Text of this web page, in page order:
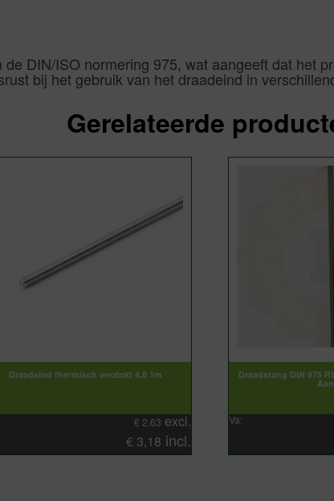
DIN/ISO normering 975, wat aangeeft dat het
bij het gebruik van het draadeind in
Gerelateerde
Draadeind thermisch verzinkt 4.8 1m
€ 2,63 excl.
€ 3,18 incl.
Draadstang DIN 975
Va: